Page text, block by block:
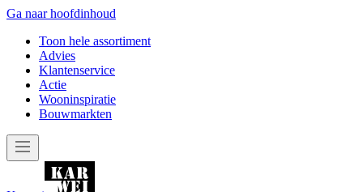
Ga naar hoofdinhoud
Toon hele assortiment
Advies
Klantenservice
Actie
Wooninspiratie
Bouwmarkten